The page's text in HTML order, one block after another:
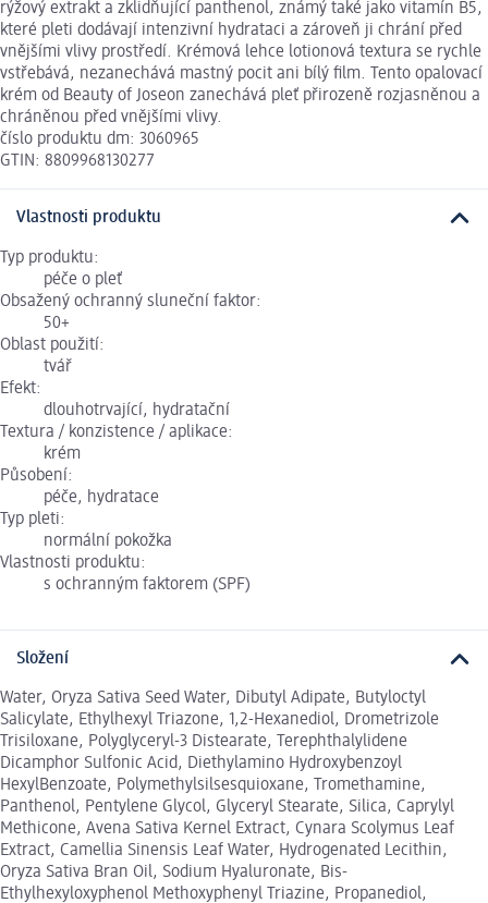
rýžový extrakt a zklidňující panthenol, známý také jako vitamín B5,
které pleti dodávají intenzivní hydrataci a zároveň ji chrání před
vnějšími vlivy prostředí. Krémová lehce lotionová textura se rychle
vstřebává, nezanechává mastný pocit ani bílý film. Tento opalovací
krém od Beauty of Joseon zanechává pleť přirozeně rozjasněnou a
chráněnou před vnějšími vlivy.
číslo produktu dm: 3060965
GTIN: 8809968130277
Vlastnosti produktu
Typ produktu:
péče o pleť
Obsažený ochranný sluneční faktor:
50+
Oblast použití:
tvář
Efekt:
dlouhotrvající, hydratační
Textura / konzistence / aplikace:
krém
Působení:
péče, hydratace
Typ pleti:
normální pokožka
Vlastnosti produktu:
s ochranným faktorem (SPF)
Složení
Water, Oryza Sativa Seed Water, Dibutyl Adipate, Butyloctyl
Salicylate, Ethylhexyl Triazone, 1,2-Hexanediol, Drometrizole
Trisiloxane, Polyglyceryl-3 Distearate, Terephthalylidene
Dicamphor Sulfonic Acid, Diethylamino Hydroxybenzoyl
HexylBenzoate, Polymethylsilsesquioxane, Tromethamine,
Panthenol, Pentylene Glycol, Glyceryl Stearate, Silica, Caprylyl
Methicone, Avena Sativa Kernel Extract, Cynara Scolymus Leaf
Extract, Camellia Sinensis Leaf Water, Hydrogenated Lecithin,
Oryza Sativa Bran Oil, Sodium Hyaluronate, Bis-
Ethylhexyloxyphenol Methoxyphenyl Triazine, Propanediol,